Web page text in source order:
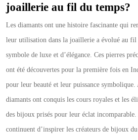
joaillerie au fil du temps?
Les diamants ont une histoire fascinante qui
leur utilisation dans la joaillerie a évolué au
symbole de luxe et d’élégance. Ces pierres
ont été découvertes pour la première fois en
pour leur beauté et leur puissance
diamants ont conquis les cours royales et les
des bijoux prisés pour leur éclat
continuent d’inspirer les créateurs de bijoux